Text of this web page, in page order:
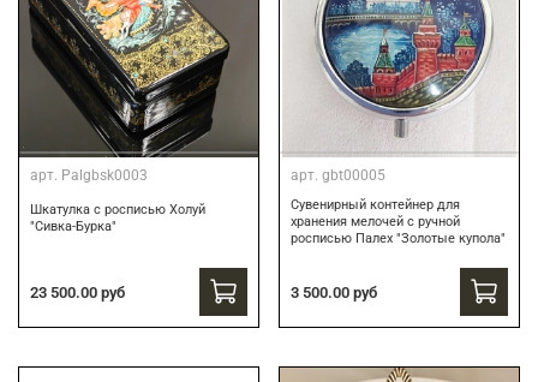
арт. Palgbsk0003
Шкатулка с росписью Холуй
"Сивка-Бурка"
23 500.00 руб
арт. gbt00005
Сувенирный контейнер для
хранения мелочей с ручной
росписью Палех "Золотые купола"
3 500.00 руб